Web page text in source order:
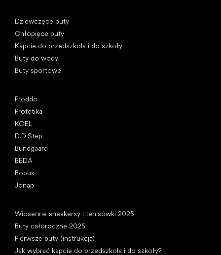
Dziewczęce buty
Chłopięce buty
Kapcie do przedszkola i do szkoły
Buty do wody
Buty sportowe
Froddo
Protetika
KOEL
D.D.Step
Bundgaard
BEDA
Bobux
Jonap
Wiosenne sneakersy i tenisówki 2025
Buty całoroczne 2025
Pierwsze buty (instrukcja)
Jak wybrać kapcie do przedszkola i do szkoły?